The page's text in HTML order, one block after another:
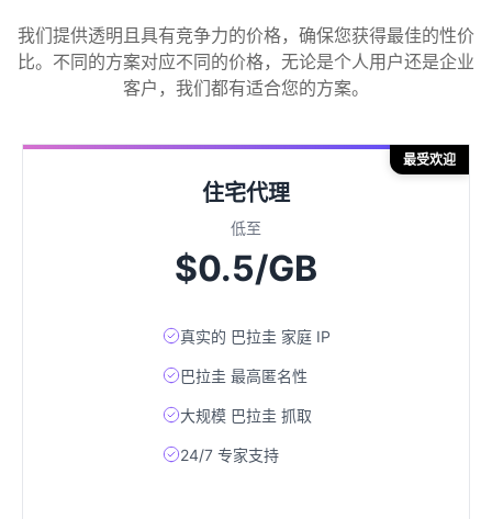
我们提供透明且具有竞争力的价格，确保您获得最佳的性价
比。不同的方案对应不同的价格，无论是个人用户还是企业
客户，我们都有适合您的方案。
住宅代理
低至
$0.5/GB
真实的 巴拉圭 家庭 IP
巴拉圭 最高匿名性
大规模 巴拉圭 抓取
24/7 专家支持
最受欢迎